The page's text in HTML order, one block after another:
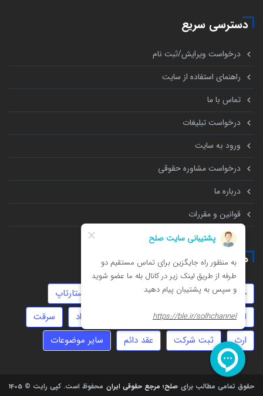
دسترسی سریع
درخواست ویرایش/ثبت نام
راهنمای استفاده از سایت
تماس با ما
درخواست تبلیغات
ورود به سایت
درخواست مشاوره حقوقی
درباره ما
قوانین و مقررات
همه چیز درباره
خیانت املاک سفته
استارتاپ
انحصار وراثت
عقد موقت تنظیم قرارداد
سرقت
ارث
ثبت شرکت عقد دائم سایر موضوعات
حقوق تمامی مطالب برای صلح؛ مرجع حقوقی ایران محفوظ است. کپی رایت © 1405